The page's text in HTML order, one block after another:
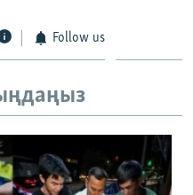
Follow us